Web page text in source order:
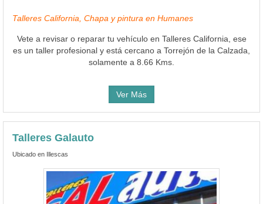
Talleres California, Chapa y pintura en Humanes
Vete a revisar o reparar tu vehículo en Talleres California, ese
es un taller profesional y está cercano a Torrejón de la Calzada,
solamente a 8.66 Kms.
Ver Más
Talleres Galauto
Ubicado en Illescas